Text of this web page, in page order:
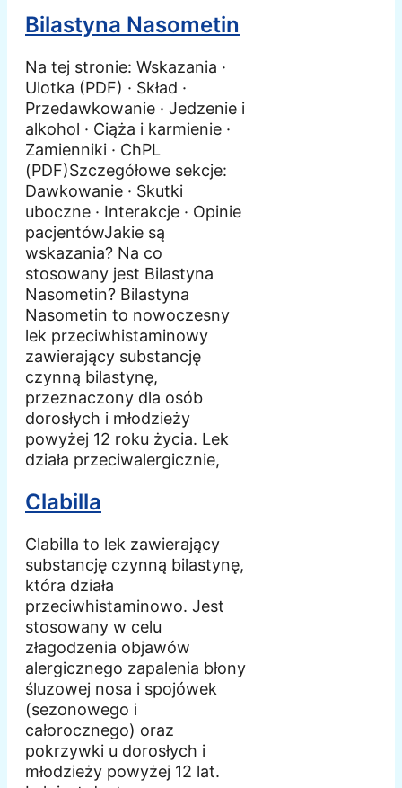
Bilastyna Nasometin
Na tej stronie: Wskazania ·
Ulotka (PDF) · Skład ·
Przedawkowanie · Jedzenie i
alkohol · Ciąża i karmienie ·
Zamienniki · ChPL
(PDF)Szczegółowe sekcje:
Dawkowanie · Skutki
uboczne · Interakcje · Opinie
pacjentówJakie są
wskazania? Na co
stosowany jest Bilastyna
Nasometin? Bilastyna
Nasometin to nowoczesny
lek przeciwhistaminowy
zawierający substancję
czynną bilastynę,
przeznaczony dla osób
dorosłych i młodzieży
powyżej 12 roku życia. Lek
działa przeciwalergicznie,
Clabilla
Clabilla to lek zawierający
substancję czynną bilastynę,
która działa
przeciwhistaminowo. Jest
stosowany w celu
złagodzenia objawów
alergicznego zapalenia błony
śluzowej nosa i spojówek
(sezonowego i
całorocznego) oraz
pokrzywki u dorosłych i
młodzieży powyżej 12 lat.